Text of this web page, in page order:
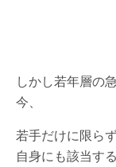
しかし若年層の
今、
若手だけに限ら
自身にも該当す